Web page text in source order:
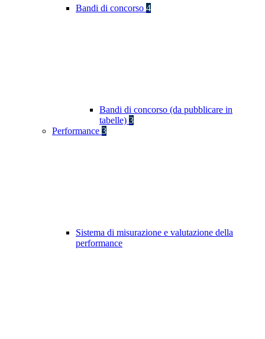
Bandi di concorso 4
Bandi di concorso (da pubblicare in
tabelle) 3
Performance 3
Sistema di misurazione e valutazione della
performance